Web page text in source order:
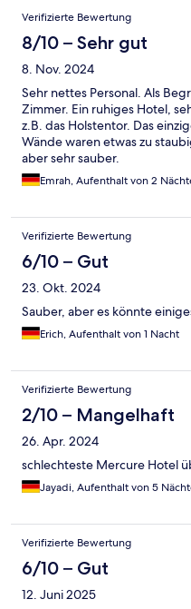
Verifizierte Bewertung
8/10 – Sehr gut
8. Nov. 2024
Sehr nettes Personal. Als
Zimmer. Ein ruhiges Hotel,
z.B. das Holstentor. Das
Wände waren etwas zu
aber sehr sauber.
Emrah, Aufenthalt von 2
Verifizierte Bewertung
6/10 – Gut
23. Okt. 2024
Sauber, aber es könnte
Erich, Aufenthalt von 1 Nacht
Verifizierte Bewertung
2/10 – Mangelhaft
26. Apr. 2024
schlechteste Mercure Hotel
Jayadi, Aufenthalt von 5
Verifizierte Bewertung
6/10 – Gut
12. Juni 2025